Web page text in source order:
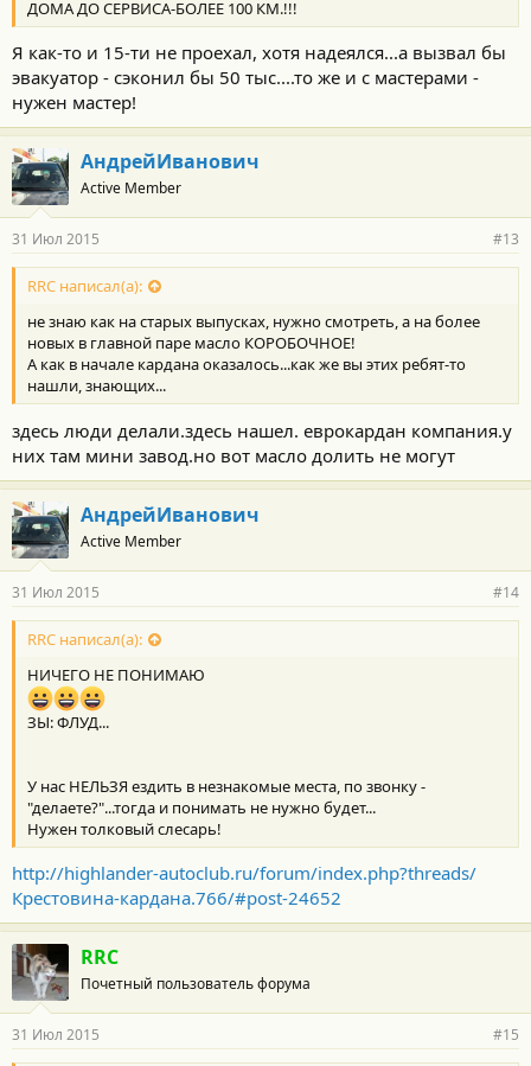
ДОМА ДО СЕРВИСА-БОЛЕЕ 100 КМ.!!!
Я как-то и 15-ти не проехал, хотя надеялся...а вызвал бы
эвакуатор - сэконил бы 50 тыс....то же и с мастерами -
нужен мастер!
АндрейИванович
Active Member
31 Июл 2015 #13
RRC написал(а):
не знаю как на старых выпусках, нужно смотреть, а на более
новых в главной паре масло КОРОБОЧНОЕ!
А как в начале кардана оказалось...как же вы этих ребят-то
нашли, знающих...
здесь люди делали.здесь нашел. еврокардан компания.у
них там мини завод.но вот масло долить не могут
АндрейИванович
Active Member
31 Июл 2015 #14
RRC написал(а):
НИЧЕГО НЕ ПОНИМАЮ
ЗЫ: ФЛУД...
У нас НЕЛЬЗЯ ездить в незнакомые места, по звонку -
"делаете?"...тогда и понимать не нужно будет...
Нужен толковый слесарь!
http://highlander-autoclub.ru/forum/index.php?threads/
Крестовина-кардана.766/#post-24652
RRC
Почетный пользователь форума
31 Июл 2015 #15